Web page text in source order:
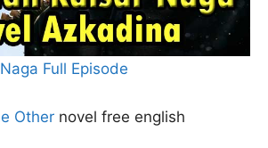
Full Episode
Other novel free english